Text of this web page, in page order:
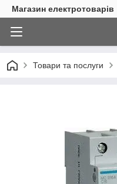
Магазин електротоварів
Товари та послуги